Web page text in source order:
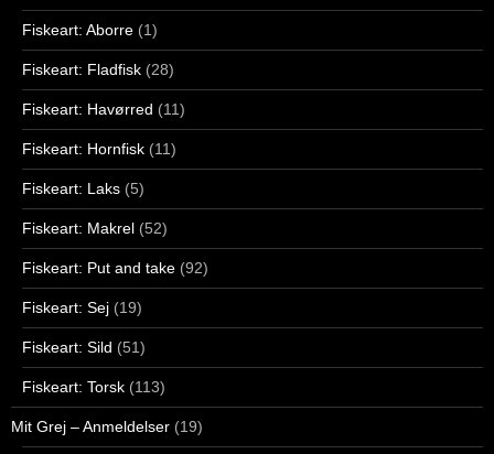
Fiskeart: Aborre (1)
Fiskeart: Fladfisk (28)
Fiskeart: Havørred (11)
Fiskeart: Hornfisk (11)
Fiskeart: Laks (5)
Fiskeart: Makrel (52)
Fiskeart: Put and take (92)
Fiskeart: Sej (19)
Fiskeart: Sild (51)
Fiskeart: Torsk (113)
Mit Grej – Anmeldelser (19)